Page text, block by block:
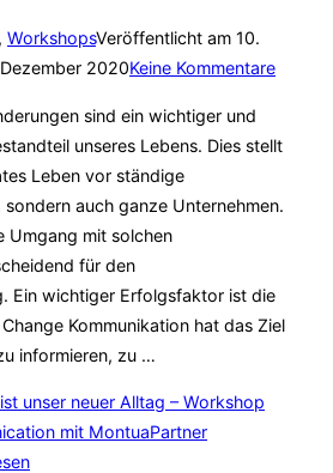
, WorkshopsVeröffentlicht am 10.
2020Keine Kommentare
sind ein wichtiger und
unseres Lebens. Dies stellt
Leben vor ständige
auch ganze Unternehmen.
Umgang mit solchen
für den
Ein wichtiger Erfolgsfaktor ist die
Kommunikation hat das Ziel
informieren, zu …
unser neuer Alltag – Workshop
mit MontuaPartner